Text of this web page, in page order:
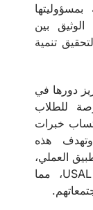
بين
تنمية
دورها في
للطلاب
خبرات
هذه
العملي،
وتعزيز الوعي المجتمعي لدى طلاب USAL، مما